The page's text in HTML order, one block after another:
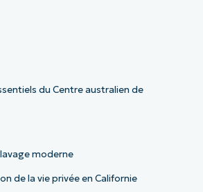
du Centre australien de
moderne
de la vie privée en Californie